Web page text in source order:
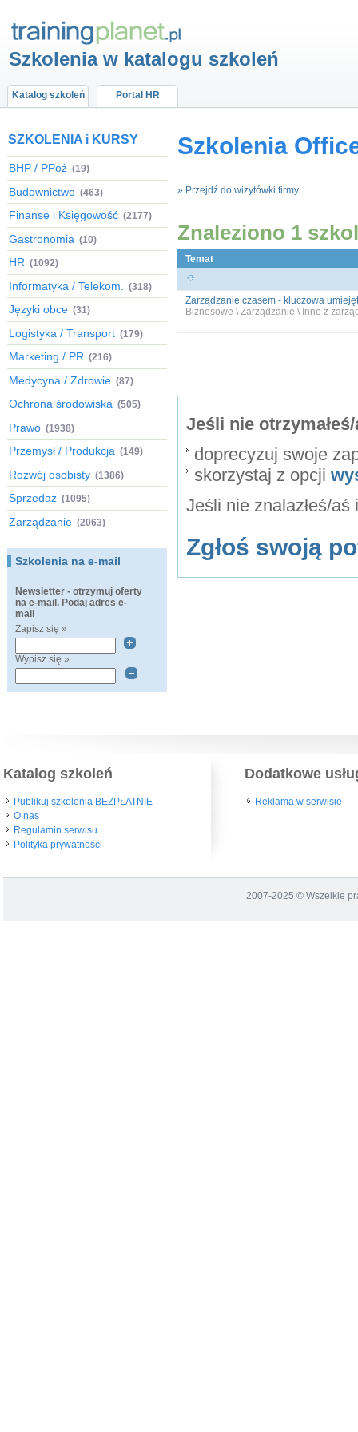
Szkolenia w katalogu szkoleń
Katalog szkoleń Portal HR
SZKOLENIA i KURSY
BHP / PPoż (19)
Budownictwo (463)
Finanse i Księgowość (2177)
Gastronomia (10)
HR (1092)
Informatyka / Telekom. (318)
Języki obce (31)
Logistyka / Transport (179)
Marketing / PR (216)
Medycyna / Zdrowie (87)
Ochrona środowiska (505)
Prawo (1938)
Przemysł / Produkcja (149)
Rozwój osobisty (1386)
Sprzedaż (1095)
Zarządzanie (2063)
Szkolenia na e-mail
Newsletter - otrzymuj oferty
na e-mail. Podaj adres e-
mail
Zapisz się »
Wypisz się »
Szkolenia
» Przejdź do wizytówki firmy
Znaleziono 1
Temat
Zarządzanie czasem - kluczowa
Biznesowe \ Zarządzanie \ Inne z
Jeśli nie
doprecyzuj swoje
skorzystaj z opcji
Jeśli nie znalazłeś/
Zgłoś swoją
Katalog szkoleń
Publikuj szkolenia BEZPŁATNIE
O nas
Regulamin serwisu
Polityka prywatności
Dodatkowe
Reklama w serwisie
2007-2025 © Wszelkie